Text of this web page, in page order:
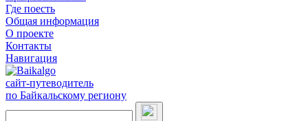
Где поесть
Общая информация
О проекте
Контакты
Навигация
сайт-путеводитель
по Байкальскому региону